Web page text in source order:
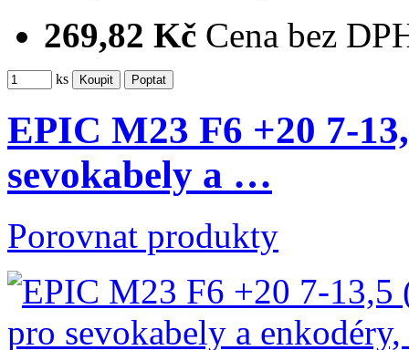
269,82 Kč Cena bez
ks
EPIC M23 F6 +20 7-
sevokabely a …
Porovnat produkty